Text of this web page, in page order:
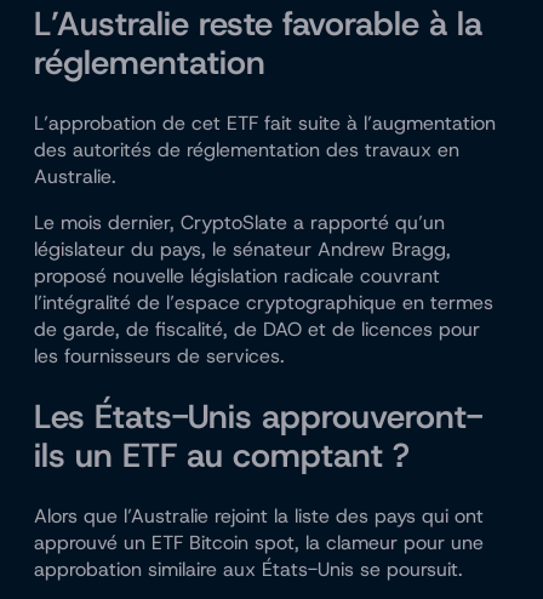
L’Australie reste favorable à la
réglementation
L’approbation de cet ETF fait suite à l’augmentation
des autorités de réglementation des travaux en
Australie.
Le mois dernier, CryptoSlate a rapporté qu’un
législateur du pays, le sénateur Andrew Bragg,
proposé nouvelle législation radicale couvrant
l’intégralité de l’espace cryptographique en termes
de garde, de fiscalité, de DAO et de licences pour
les fournisseurs de services.
Les États-Unis approuveront-
ils un ETF au comptant ?
Alors que l’Australie rejoint la liste des pays qui ont
approuvé un ETF Bitcoin spot, la clameur pour une
approbation similaire aux États-Unis se poursuit.